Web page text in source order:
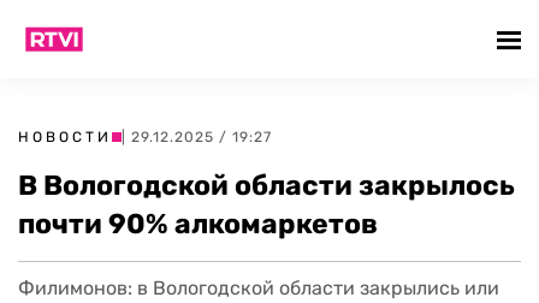
НОВОСТИ | 29.12.2025 / 19:27
В Вологодской области закрылось
почти 90% алкомаркетов
Филимонов: в Вологодской области закрылись или